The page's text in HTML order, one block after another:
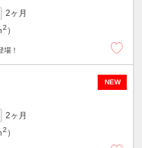
2ヶ月
2 ）
場！
NEW
2ヶ月
2 ）